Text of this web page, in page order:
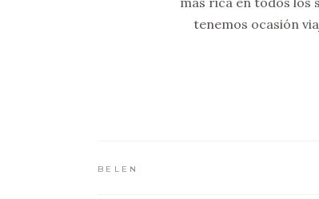
tenemos ocasión
BELEN